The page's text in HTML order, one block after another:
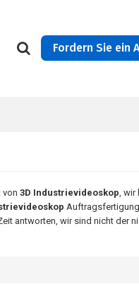
Fordern Sie ein
von3D Industrievideoskop ,
antworten, wir sind nicht der